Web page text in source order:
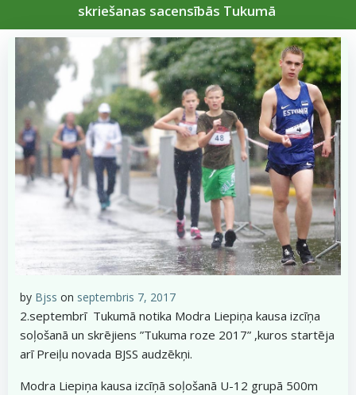
skriešanas sacensībās Tukumā
by Bjss on septembris 7, 2017
2.septembrī Tukumā notika Modra Liepiņa kausa izcīņa
soļošanā un skrējiens ”Tukuma roze 2017” ,kuros startēja
arī Preiļu novada BJSS audzēkņi.
Modra Liepiņa kausa izcīņā soļošanā U-12 grupā 500m